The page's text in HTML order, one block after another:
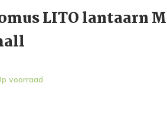
LITO lantaarn
voorraad